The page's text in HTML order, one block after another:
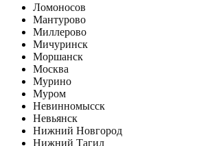
Ломоносов
Мантурово
Миллерово
Мичуринск
Моршанск
Москва
Мурино
Муром
Невинномысск
Невьянск
Нижний Новгород
Нижний Тагил